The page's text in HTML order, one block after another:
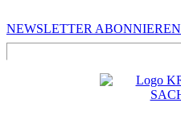
NEWSLETTER ABONNIEREN